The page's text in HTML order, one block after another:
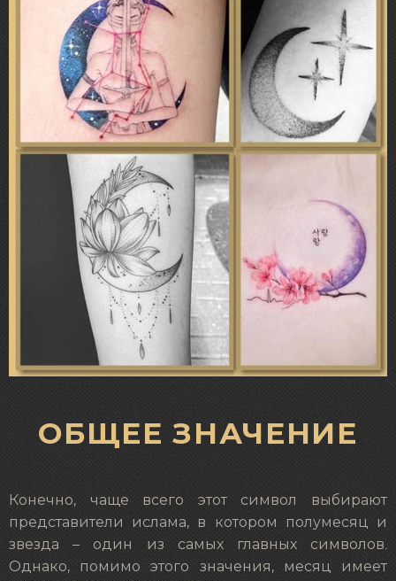
ОБЩЕЕ ЗНАЧЕНИЕ
Конечно, чаще всего этот символ выбирают
представители ислама, в котором полумесяц и
звезда – один из самых главных символов.
Однако, помимо этого значения, месяц имеет